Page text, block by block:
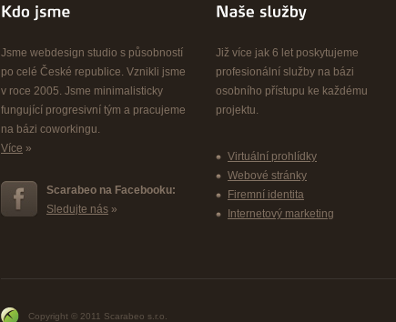
Jsme webdesign studio s působností
po celé České republice. Vznikli jsme
v roce 2005. Jsme minimalisticky
fungující progresivní tým a pracujeme
na bázi coworkingu.
Více »
Scarabeo na Facebooku:
Sledujte nás »
Již více jak 6 let poskytujeme
profesionální služby na bázi
osobního přístupu ke každému
projektu.
Virtuální prohlídky
Webové stránky
Firemní identita
Internetový marketing
Copyright © 2011 Scarabeo s.r.o.